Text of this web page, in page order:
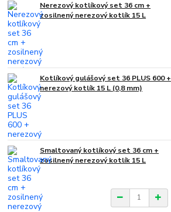
Nerezový kotlíkový set 36 cm +
zosilnený nerezový kotlík 15 L
Kotlíkový gulášový set 36 PLUS 600 +
nerezový kotlík 15 L (0,8 mm)
Smaltovaný kotlíkový set 36 cm +
zosilnený nerezový kotlík 15 L